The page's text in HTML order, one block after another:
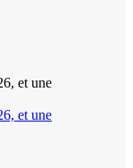
et une
et une